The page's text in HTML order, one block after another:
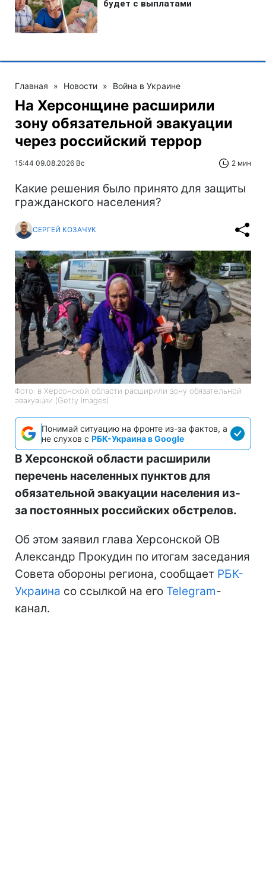
Главная » Новости » Война в Украине
На Херсонщине расширили
зону обязательной эвакуации
через российский террор
15:44 09.08.2026 Вс 2 мин
Какие решения было принято для защиты
гражданского населения?
СЕРГЕЙ КОЗАЧУК
Фото: в Херсонской области расширили зону обязательной
эвакуации (Getty Images)
Понимай ситуацию на фронте из-за фактов, а
не слухов с РБК-Украина в Google
В Херсонской области расширили
перечень населенных пунктов для
обязательной эвакуации населения из-
за постоянных российских обстрелов.
Об этом заявил глава Херсонской ОВ
Александр Прокудин по итогам заседания
Совета обороны региона, сообщает РБК-
Украина со ссылкой на его Telegram-
канал.